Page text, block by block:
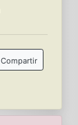
Compartir